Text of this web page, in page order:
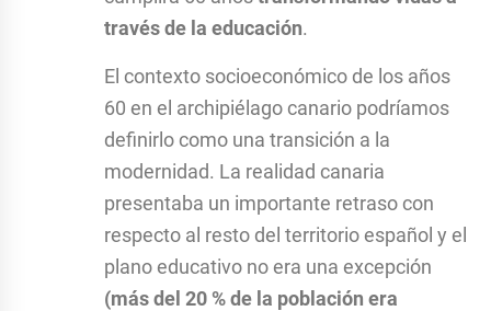
través de la educación.
El contexto socioeconómico de los años
60 en el archipiélago canario podríamos
definirlo como una transición a la
modernidad. La realidad canaria
presentaba un importante retraso con
respecto al resto del territorio español y el
plano educativo no era una excepción
(más del 20 % de la población era